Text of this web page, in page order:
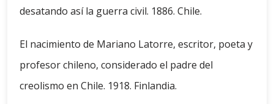
desatando así la guerra civil. 1886. Chile.
El nacimiento de Mariano Latorre, escritor, poeta y
profesor chileno, considerado el padre del
creolismo en Chile. 1918. Finlandia.